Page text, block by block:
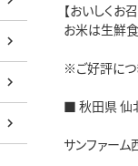
【おいしくお
お米は生鮮食
※ご好評につ
■ 秋田県 仙
サンファー